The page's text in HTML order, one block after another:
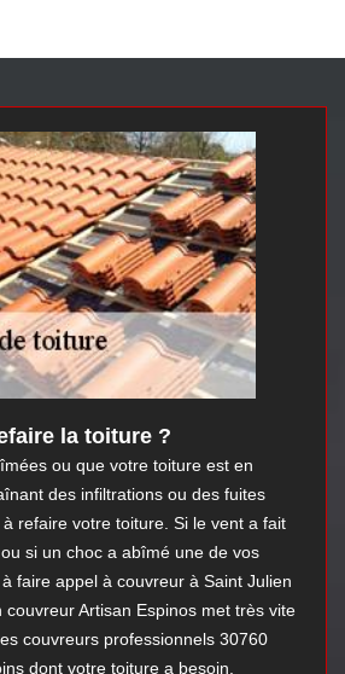
la toiture ?
ou que votre toiture est en
des infiltrations ou des fuites
à refaire votre toiture. Si le vent a fait
si un choc a abîmé une de vos
faire appel à couvreur à Saint Julien
couvreur Artisan Espinos met très vite
couvreurs professionnels 30760
dont votre toiture a besoin.